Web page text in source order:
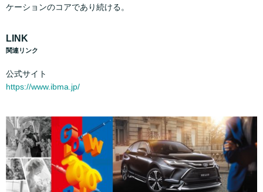
ケーションのコアであり続ける。
LINK
関連リンク
公式サイト
https://www.ibma.jp/